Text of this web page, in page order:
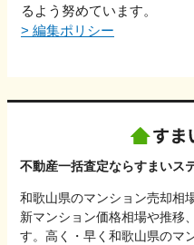
るよう努めています。
> 編集ポリシー
不動産一括査定ならすまいス
和歌山県のマンション売却相
新マンション価格相場や推移
す。高く・早く和歌山県のマ